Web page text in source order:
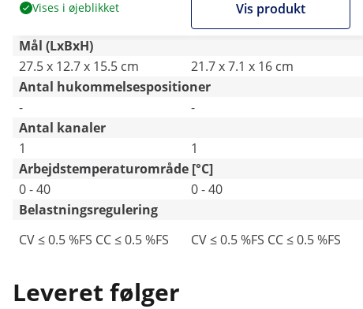
Vises i øjeblikket Vis produkt
Mål (LxBxH)
27.5 x 12.7 x 15.5 cm
21.7 x 7.1 x 16 cm
Antal hukommelsespositioner
-
-
Antal kanaler
1
1
Arbejdstemperaturområde [°C]
0 - 40
0 - 40
Belastningsregulering
CV ≤ 0.5 %FS CC ≤ 0.5 %FS
CV ≤ 0.5 %FS CC ≤ 0.5 %FS
Leveret følger